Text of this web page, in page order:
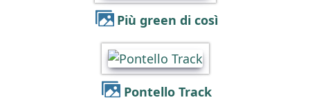
Più green di così
Pontello Track